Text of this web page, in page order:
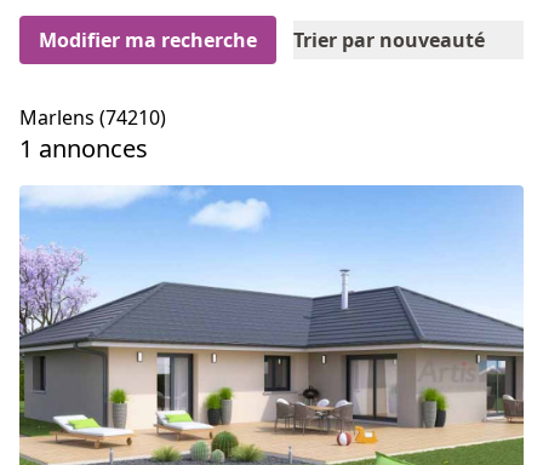
Modifier ma recherche Trier par nouveauté
Marlens (74210)
1 annonces